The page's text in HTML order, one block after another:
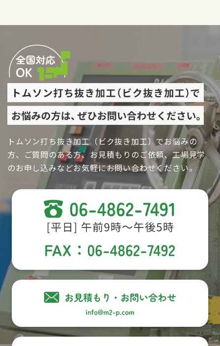
トムソン打ち抜き加工（ビク抜き加工）でお悩みの
方、ご質問のある方、お見積もりのご依頼、工場見学
のお申し込みなどお気軽にお問い合わせください。